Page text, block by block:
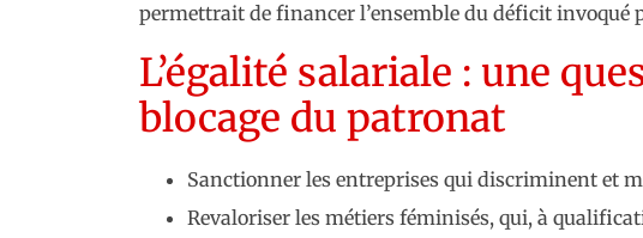
permettrait de financer l’ensemble du déficit
L’égalité salariale : une
blocage du patronat
Sanctionner les entreprises qui discriminent et
Revaloriser les métiers féminisés, qui, à